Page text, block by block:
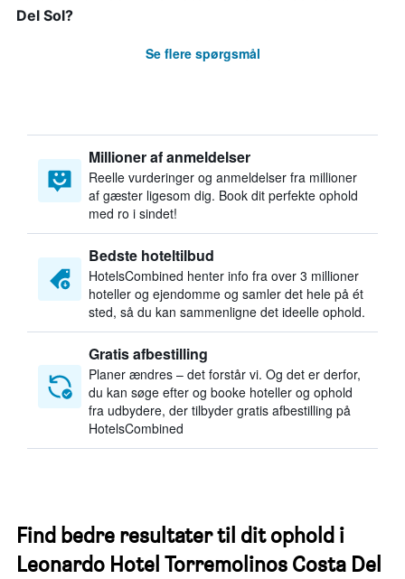
Del Sol?
Se flere spørgsmål
Millioner af anmeldelser
Reelle vurderinger og anmeldelser fra millioner
af gæster ligesom dig. Book dit perfekte ophold
med ro i sindet!
Bedste hoteltilbud
HotelsCombined henter info fra over 3 millioner
hoteller og ejendomme og samler det hele på ét
sted, så du kan sammenligne det ideelle ophold.
Gratis afbestilling
Planer ændres – det forstår vi. Og det er derfor,
du kan søge efter og booke hoteller og ophold
fra udbydere, der tilbyder gratis afbestilling på
HotelsCombined
Find bedre resultater til dit ophold i
Leonardo Hotel Torremolinos Costa Del